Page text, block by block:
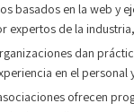
basados ​​en la web
expertos de la
dan
en el
ofrecen